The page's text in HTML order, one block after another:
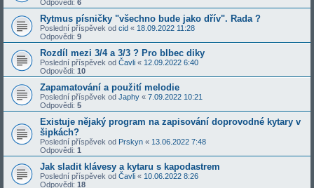
Odpovědi: 6
Rytmus písničky "všechno bude jako dřív". Rada ?
Poslední příspěvek od cid « 18.09.2022 11:28
Odpovědi: 9
Rozdíl mezi 3/4 a 3/3 ? Pro blbec diky
Poslední příspěvek od Čavli « 12.09.2022 6:40
Odpovědi: 10
Zapamatování a použití melodie
Poslední příspěvek od Japhy « 7.09.2022 10:21
Odpovědi: 5
Existuje nějaký program na zapisování doprovodné kytary v
šipkách?
Poslední příspěvek od Prskyn « 13.06.2022 7:48
Odpovědi: 1
Jak sladit klávesy a kytaru s kapodastrem
Poslední příspěvek od Čavli « 10.06.2022 8:26
Odpovědi: 18